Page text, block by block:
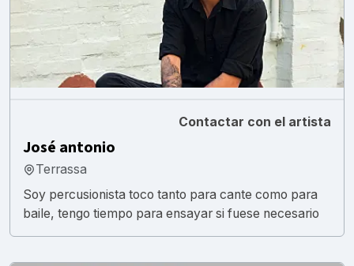
Contactar con el artista
José antonio
Terrassa
Soy percusionista toco tanto para cante como para
baile, tengo tiempo para ensayar si fuese necesario